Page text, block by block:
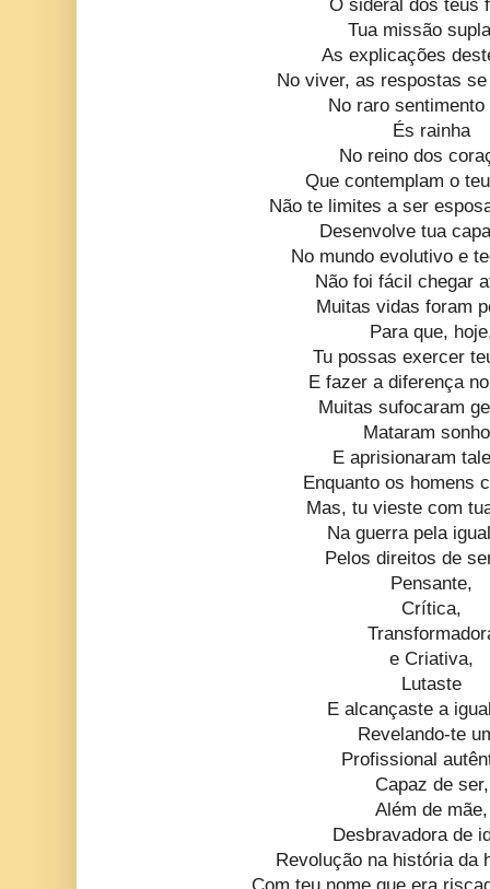
O sideral dos teus
Tua missão
As explicações
No viver, as respostas
No raro sentimento
És rainha
No reino dos
Que contemplam o
Não te limites a ser
Desenvolve tua
No mundo evolutivo e
Não foi fácil chegar
Muitas vidas foram
Para que,
Tu possas exercer
E fazer a diferença
Muitas sufocaram
Mataram
E aprisionaram
Enquanto os homens
Mas, tu vieste com
Na guerra pela
Pelos direitos de
Pensante,
Crítica,
e Criativa,
Lutaste
E alcançaste a
Revelando-te
Profissional
Capaz de ser,
Além de mãe,
Desbravadora de
Revolução na história da